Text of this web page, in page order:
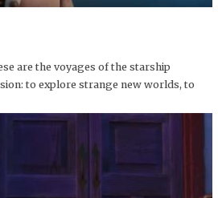
are the voyages of the starship
to explore strange new worlds, to